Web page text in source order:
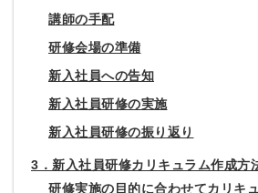
講師の手配
研修会場の準備
新入社員への告知
新入社員研修の実施
新入社員研修の振り返り
3．新入社員研修カリキュラム作成方
研修実施の目的に合わせてカリキ